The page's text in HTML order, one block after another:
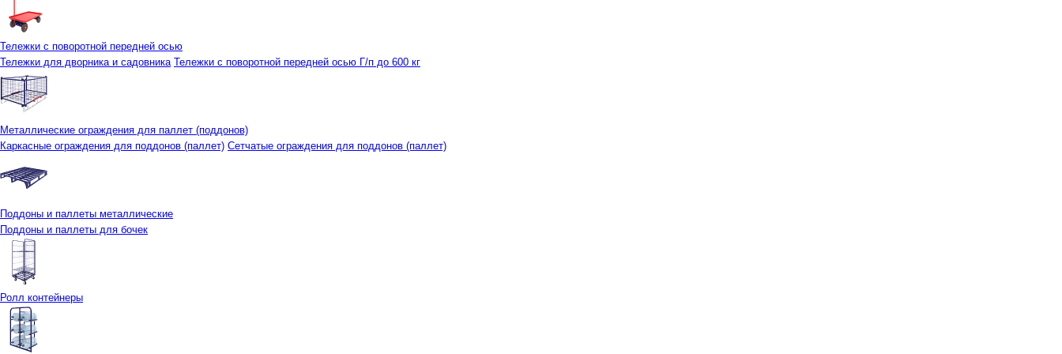
Тележки с поворотной передней осью
Тележки для дворника и садовника Тележки с поворотной передней осью Г/п до 600 кг
Металлические ограждения для паллет (поддонов)
Каркасные ограждения для поддонов (паллет) Сетчатые ограждения для поддонов (паллет)
Поддоны и паллеты металлические
Поддоны и паллеты для бочек
Ролл контейнеры